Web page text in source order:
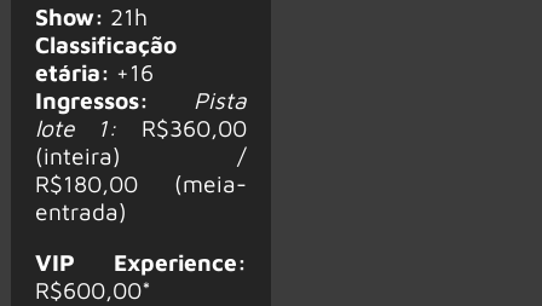
Show: 21h
Classificação
etária: +16
Ingressos:
Pista
lote 1: R$360,00
(inteira) /
R$180,00 (meia-
entrada)
VIP Experience:
R$600,00*